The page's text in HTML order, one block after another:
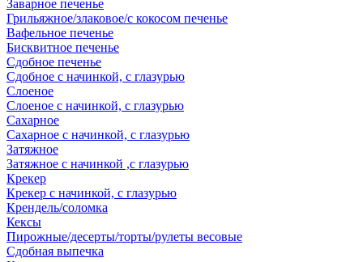
Заварное печенье
Грильяжное/злаковое/с кокосом печенье
Вафельное печенье
Бисквитное печенье
Сдобное печенье
Сдобное с начинкой, с глазурью
Слоеное
Слоеное с начинкой, с глазурью
Сахарное
Сахарное с начинкой, с глазурью
Затяжное
Затяжное с начинкой ,с глазурью
Крекер
Крекер с начинкой, с глазурью
Крендель/соломка
Кексы
Пирожные/десерты/торты/рулеты весовые
Сдобная выпечка